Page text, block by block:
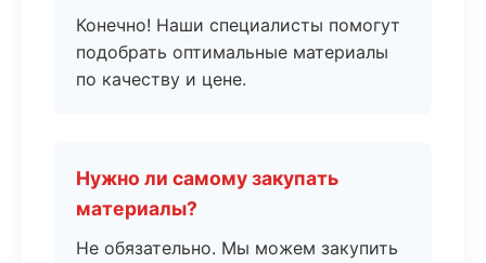
Конечно! Наши специалисты помогут
подобрать оптимальные материалы
по качеству и цене.
Нужно ли самому закупать
материалы?
Не обязательно. Мы можем закупить